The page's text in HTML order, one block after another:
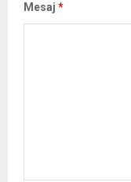
Mesaj *